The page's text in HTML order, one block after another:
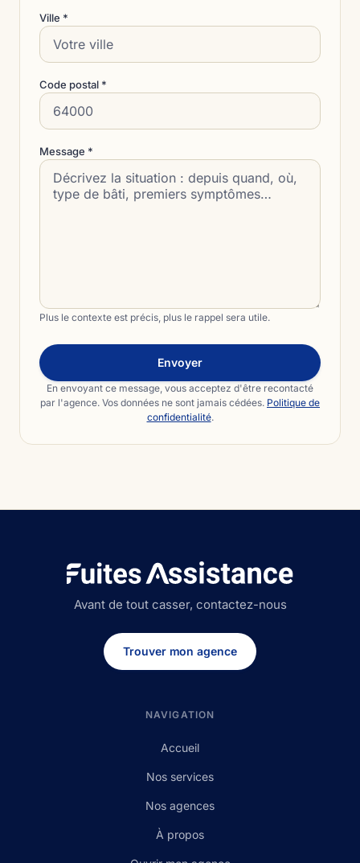
Ville *
Code postal *
Message *
Plus le contexte est précis, plus le rappel sera utile.
En envoyant ce message, vous acceptez d'être recontacté
par l'agence. Vos données ne sont jamais cédées. Politique de
confidentialité.
Envoyer
Avant de tout casser, contactez-nous
Trouver mon agence
NAVIGATION
Accueil
Nos services
Nos agences
À propos